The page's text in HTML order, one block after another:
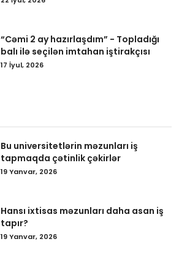
“Cəmi 2 ay hazırlaşdım” - Topladığı
balı ilə seçilən imtahan iştirakçısı
17 İyul, 2026
Bu universitetlərin məzunları iş
tapmaqda çətinlik çəkirlər
19 Yanvar, 2026
Hansı ixtisas məzunları daha asan iş
tapır?
19 Yanvar, 2026